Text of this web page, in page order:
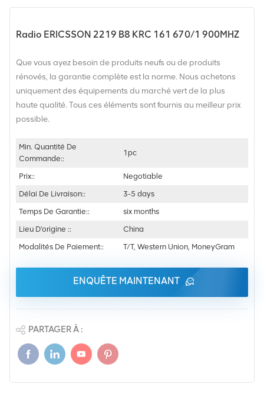
Radio ERICSSON 2219 B8 KRC 161 670/1 900MHZ
Que vous ayez besoin de produits neufs ou de produits
rénovés, la garantie complète est la norme. Nous achetons
uniquement des équipements du marché vert de la plus
haute qualité. Tous ces éléments sont fournis au meilleur prix
possible.
Min. Quantité De
Commande::
1pc
Prix::
Negotiable
Délai De Livraison::
3-5 days
Temps De Garantie::
six months
Lieu D'origine ::
China
Modalités De Paiement::
T/T, Western Union, MoneyGram
ENQUÊTE MAINTENANT
PARTAGER À :